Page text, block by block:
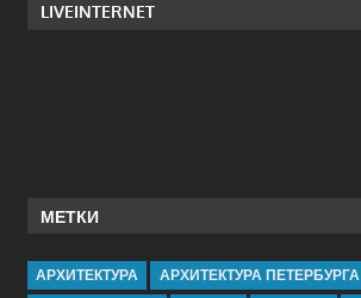
LIVEINTERNET
МЕТКИ
АРХИТЕКТУРА
АРХИТЕКТУРА ПЕТЕРБУРГА